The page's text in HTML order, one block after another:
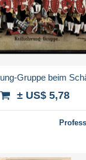
Gruppe beim
± US$ 5,78